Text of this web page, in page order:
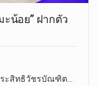
ะน้อย” ฝากตัว
ะสิทธิวัชรบัณฑิต…